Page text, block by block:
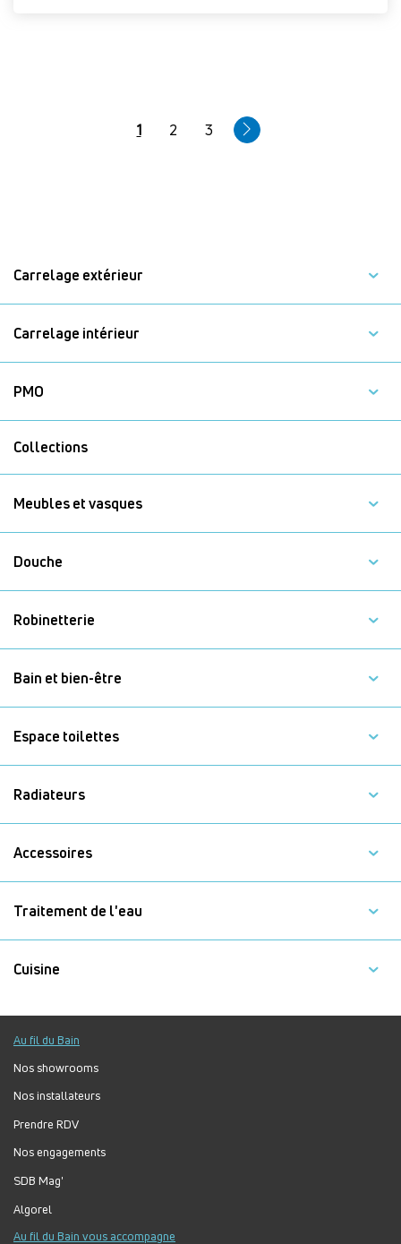
Page
1 Page
2 Page
3
Carrelage extérieur
Carrelage intérieur
PMO
Collections
Meubles et vasques
Douche
Robinetterie
Bain et bien-être
Espace toilettes
Radiateurs
Accessoires
Traitement de l'eau
Cuisine
Au fil du Bain
Nos showrooms
Nos installateurs
Prendre RDV
Nos engagements
SDB Mag'
Algorel
Au fil du Bain vous accompagne